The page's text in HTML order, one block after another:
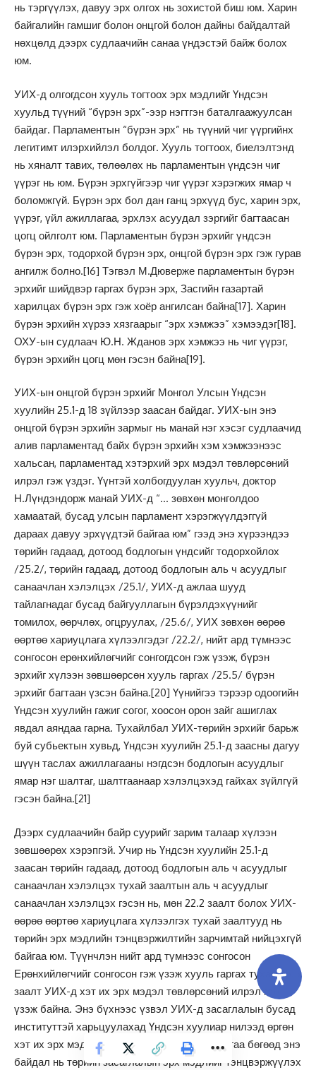
нь тэргүүлэх, давуу эрх олгох нь зохистой биш юм. Харин
байгалийн гамшиг болон онцгой болон дайны байдалтай
нөхцөлд дээрх судлаачийн санаа үндэстэй байж болох
юм.
УИХ-д олгогдсон хууль тогтоох эрх мэдлийг Үндсэн
хуульд түүний “бүрэн эрх”-ээр нэгтгэн баталгаажуулсан
байдаг. Парламентын “бүрэн эрх” нь түүний чиг үүргийнх
легитимт илэрхийлэл болдог. Хууль тогтоох, биелэлтэнд
нь хяналт тавих, төлөөлөх нь парламентын үндсэн чиг
үүрэг нь юм. Бүрэн эрхгүйгээр чиг үүрэг хэрэгжих ямар ч
боломжгүй. Бүрэн эрх бол дан ганц эрхүүд бус, харин эрх,
үүрэг, үйл ажиллагаа, эрхлэх асуудал зэргийг багтаасан
цогц ойлголт юм. Парламентын бүрэн эрхийг үндсэн
бүрэн эрх, тодорхой бүрэн эрх, онцгой бүрэн эрх гэж гурав
ангилж болно.[16] Тэгвэл М.Дюверже парламентын бүрэн
эрхийг шийдвэр гаргах бүрэн эрх, Засгийн газартай
харилцах бүрэн эрх гэж хоёр ангилсан байна[17]. Харин
бүрэн эрхийн хүрээ хязгаарыг “эрх хэмжээ” хэмээдэг[18].
ОХУ-ын судлаач Ю.Н. Жданов эрх хэмжээ нь чиг үүрэг,
бүрэн эрхийн цогц мөн гэсэн байна[19].
УИХ-ын онцгой бүрэн эрхийг Монгол Улсын Үндсэн
хуулийн 25.1-д 18 зүйлээр заасан байдаг. УИХ-ын энэ
онцгой бүрэн эрхийн зармыг нь манай нэг хэсэг судлаачид
алив парламентад байх бүрэн эрхийн хэм хэмжээнээс
хальсан, парламентад хэтэрхий эрх мэдэл төвлөрсөний
илрэл гэж үздэг. Үүнтэй холбогдуулан хуульч, доктор
Н.Лүндэндорж манай УИХ-д “… зөвхөн монголдоо
хамаатай, бусад улсын парламент хэрэгжүүлдэггүй
дараах давуу эрхүүдтэй байгаа юм” гээд энэ хүрээндээ
төрийн гадаад, дотоод бодлогын үндсийг тодорхойлох
/25.2/, төрийн гадаад, дотоод бодлогын аль ч асуудлыг
санаачлан хэлэлцэх /25.1/, УИХ-д ажлаа шууд
тайлагнадаг бусад байгууллагын бүрэлдэхүүнийг
томилох, өөрчлөх, огцруулах, /25.6/, УИХ зөвхөн өөрөө
өөртөө хариуцлага хүлээлгэдэг /22.2/, нийт ард түмнээс
сонгосон ерөнхийлөгчийг сонгогдсон гэж үзэж, бүрэн
эрхийг хүлээн зөвшөөрсөн хууль гаргах /25.5/ бүрэн
эрхийг багтаан үзсэн байна.[20] Үүнийгээ тэрээр одоогийн
Үндсэн хуулийн гажиг согог, хоосон орон зайг ашиглах
явдал аяндаа гарна. Тухайлбал УИХ-төрийн эрхийг барьж
буй субьектын хувьд, Үндсэн хуулийн 25.1-д заасны дагуу
шүүн таслах ажиллагааны нэгдсэн бодлогын асуудлыг
ямар нэг шалтаг, шалтгаанаар хэлэлцэхэд гайхах зүйлгүй
гэсэн байна.[21]
Дээрх судлаачийн байр суурийг зарим талаар хүлээн
зөвшөөрөх хэрэпгэй. Учир нь Үндсэн хуулийн 25.1-д
заасан төрийн гадаад, дотоод бодлогын аль ч асуудлыг
санаачлан хэлэлцэх тухай заалтын аль ч асуудлыг
санаачлан хэлэлцэх гэсэн нь, мөн 22.2 заалт болох УИХ-
өөрөө өөртөө хариуцлага хүлээлгэх тухай заалтууд нь
төрийн эрх мэдлийн тэнцвэржилтийн зарчимтай нийцэхгүй
байгаа юм. Түүнчлэн нийт ард түмнээс сонгосон
Ерөнхийлөгчийг сонгосон гэж үзэж хууль гаргах тухай 25.5
заалт УИХ-д хэт их эрх мэдэл төвлөрсөний илрэл гэж
үзэж байна. Энэ бүхнээс үзвэл УИХ-д засаглалын бусад
институттэй харьцуулахад Үндсэн хуулиар нилээд өргөн
хэт их эрх мэдлийг олгосон нь харагдаж байгаа бөгөөд энэ
байдал нь төрийн засаглалын эрх мэдлийг тэнцвэржүүлэх